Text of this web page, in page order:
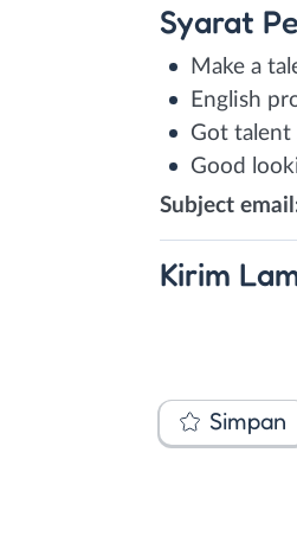
Syarat
Make a
English
Got talent
Good
Subject
Kirim
Simpan